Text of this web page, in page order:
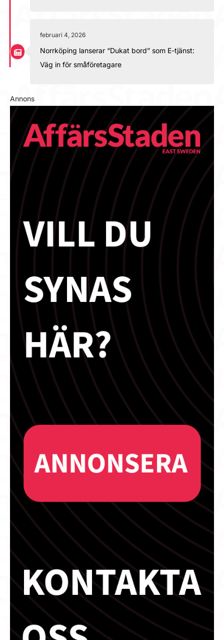
februari 4, 2026
Norrköping lanserar “Dukat bord” som E-tjänst:
Väg in för småföretagare
Annons